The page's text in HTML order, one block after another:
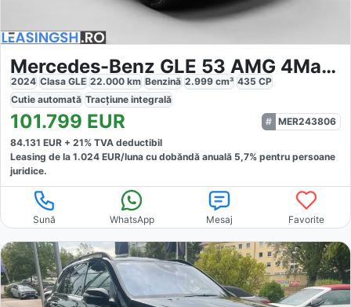
Mercedes-Benz GLE 53 AMG 4Matic Coupe
2024 Clasa GLE 22.000 km Benzină 2.999 cm³ 435 CP
Cutie automată Tracțiune integrală
101.799 EUR
MER243806
84.131 EUR + 21% TVA deductibil
Leasing de la 1.024 EUR/luna cu dobăndă anuală 5,7% pentru persoane
juridice.
Sună WhatsApp Mesaj Favorite